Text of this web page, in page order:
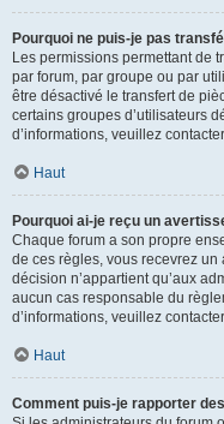
Pourquoi ne puis-je pas
Les permissions permettant de
par forum, par groupe ou par
être désactivé le transfert de
certains groupes d’utilisateurs
d’informations, veuillez
Haut
Pourquoi ai-je reçu un
Chaque forum a son propre
de ces règles, vous recevrez
décision n’appartient qu’aux
aucun cas responsable du
d’informations, veuillez
Haut
Comment puis-je rapporter